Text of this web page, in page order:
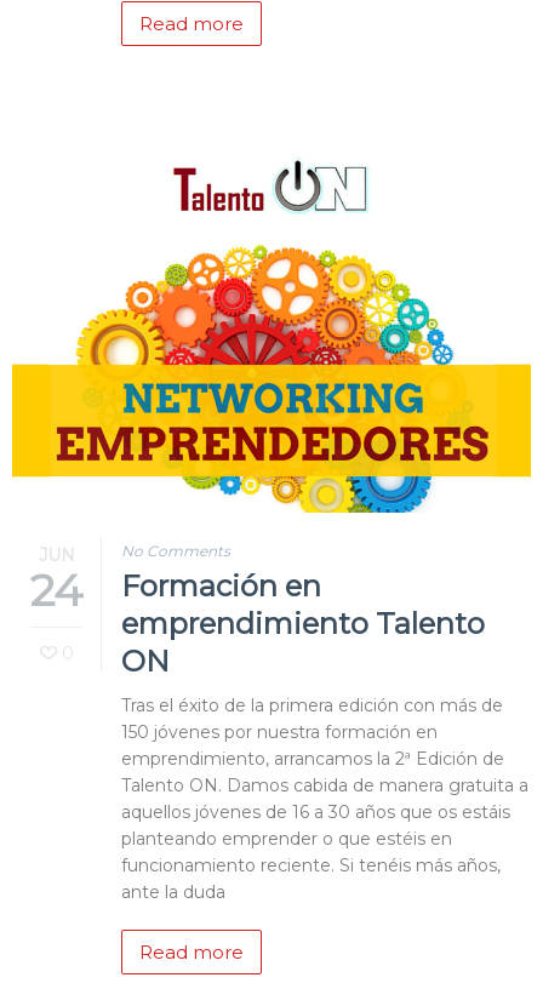
Read more
JUN
24
0
No Comments
Formación en
emprendimiento Talento
ON
Tras el éxito de la primera edición con más de
150 jóvenes por nuestra formación en
emprendimiento, arrancamos la 2ª Edición de
Talento ON. Damos cabida de manera gratuita a
aquellos jóvenes de 16 a 30 años que os estáis
planteando emprender o que estéis en
funcionamiento reciente. Si tenéis más años,
ante la duda
Read more